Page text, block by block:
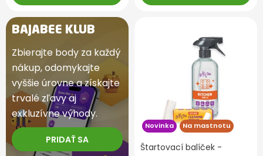
BAJABEE KLUB
Zbierajte body za každý
nákup, odomykajte
vyššie úrovne a získajte
trvalé zľavy aj
exkluzívne výhody.
PRIDAŤ SA
Novinka Na mastnotu
Štartovací balíček -